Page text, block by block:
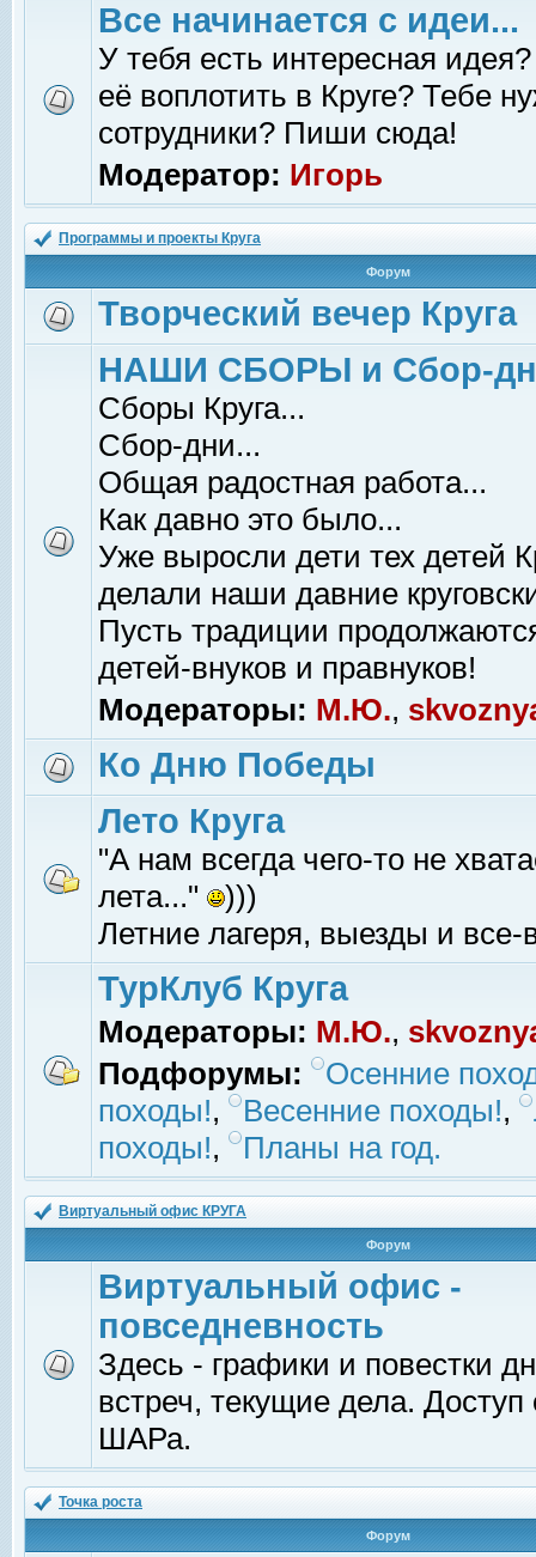
Все начинается с идеи...
У тебя есть интересная
её воплотить в Круге? Тебе
сотрудники? Пиши сюда!
Модератор: Игорь
Программы и проекты Круга
Форум
Творческий вечер Круга
НАШИ СБОРЫ и Сбор-
Сборы Круга...
Сбор-дни...
Общая радостная работа...
Как давно это было...
Уже выросли дети тех детей
делали наши давние
Пусть традиции
детей-внуков и правнуков!
Модераторы: М.Ю.,
Ко Дню Победы
Лето Круга
"А нам всегда чего-то не
лета..."
)))
Летние лагеря, выезды и все-
ТурКлуб Круга
Модераторы: М.Ю.,
Подфорумы:
Осенние
походы!, Весенние походы!,
походы!, Планы на год.
Виртуальный офис КРУГА
Форум
Виртуальный офис -
повседневность
Здесь - графики и повестки
встреч, текущие дела.
ШАРа.
Точка роста
Форум